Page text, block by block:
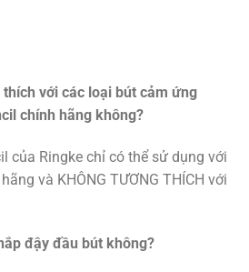
với các loại bút cảm ứng
chính hãng không?
của Ringke chỉ có thể sử dụng với
và KHÔNG TƯƠNG THÍCH với
đậy đầu bút không?